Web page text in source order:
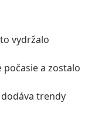
vydržalo
a zostalo
trendy